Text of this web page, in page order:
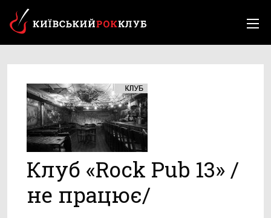
Клуб «Rock Pub 13» /
не працює/